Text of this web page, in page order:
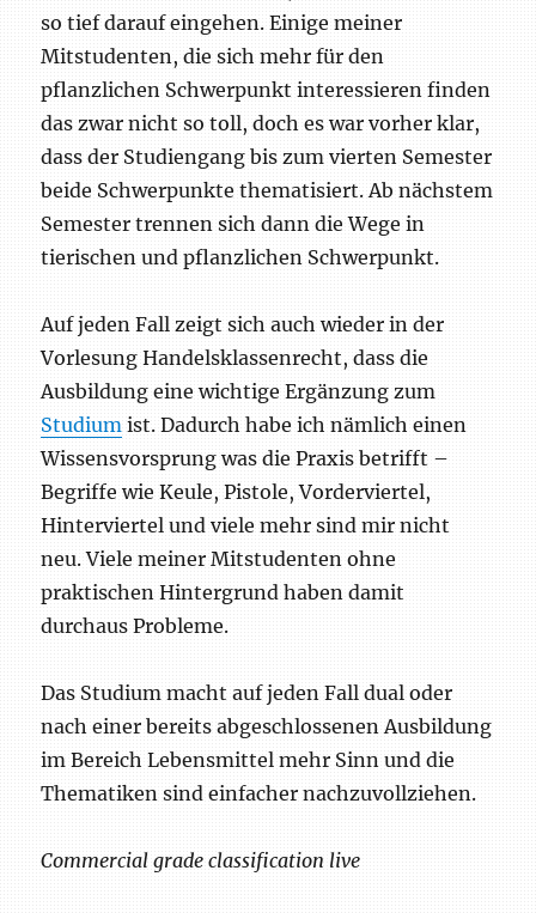
so tief darauf eingehen. Einige meiner
Mitstudenten, die sich mehr für den
pflanzlichen Schwerpunkt interessieren finden
das zwar nicht so toll, doch es war vorher klar,
dass der Studiengang bis zum vierten Semester
beide Schwerpunkte thematisiert. Ab nächstem
Semester trennen sich dann die Wege in
tierischen und pflanzlichen Schwerpunkt.
Auf jeden Fall zeigt sich auch wieder in der
Vorlesung Handelsklassenrecht, dass die
Ausbildung eine wichtige Ergänzung zum
Studium ist. Dadurch habe ich nämlich einen
Wissensvorsprung was die Praxis betrifft –
Begriffe wie Keule, Pistole, Vorderviertel,
Hinterviertel und viele mehr sind mir nicht
neu. Viele meiner Mitstudenten ohne
praktischen Hintergrund haben damit
durchaus Probleme.
Das Studium macht auf jeden Fall dual oder
nach einer bereits abgeschlossenen Ausbildung
im Bereich Lebensmittel mehr Sinn und die
Thematiken sind einfacher nachzuvollziehen.
Commercial grade classification live